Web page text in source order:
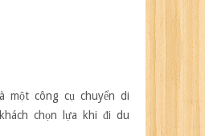
một công cụ chuyển di
chọn lựa khi đi du